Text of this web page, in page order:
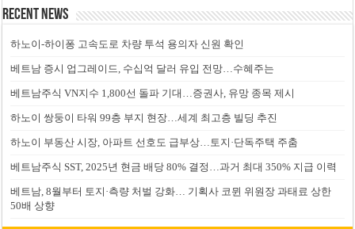
Recent News
하노이-하이퐁 고속도로 차량 투석 용의자 신원 확인
베트남 증시 업그레이드, 수십억 달러 유입 전망…수혜주는
베트남주식 VN지수 1,800선 돌파 기대…증권사, 유망 종목 제시
하노이 쌍둥이 타워 99층 부지 현장…세계 최고층 빌딩 추진
하노이 부동산 시장, 아파트 선호도 급부상…토지·단독주택 주춤
베트남주식 SST, 2025년 현금 배당 80% 결정…과거 최대 350% 지급 이력
베트남, 8월부터 토지·측량 처벌 강화… 기획사 코뮌 위원장 과태료 상한
50배 상향